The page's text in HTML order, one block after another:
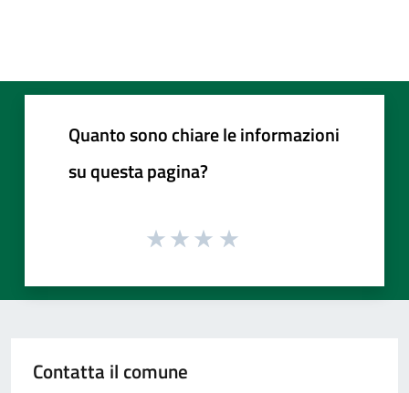
Quanto sono chiare le informazioni
su questa pagina?
Contatta il comune